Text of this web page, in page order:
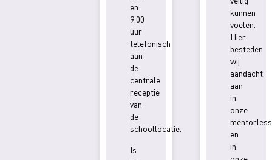
en
9.00
uur
telefonisch
aan
de
centrale
receptie
van
de
schoollocatie.
Is
kunnen
voelen.
Hier
besteden
wij
aandacht
aan
in
onze
en
in